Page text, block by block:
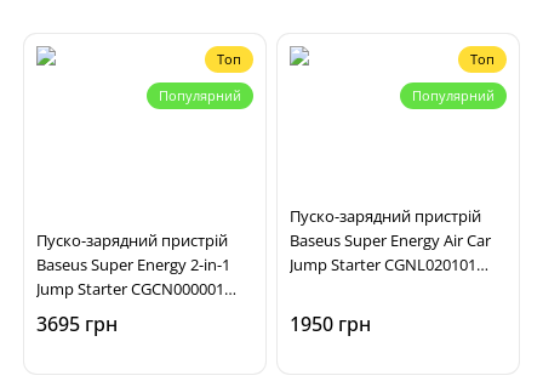
Топ
Популярний
Пуско-зарядний пристрій
Baseus Super Energy 2-in-1
Jump Starter CGCN000001
(1000А, 12V, 29.6Wh) з
функцією компресора
3695 грн
Топ
Популярний
Пуско-зарядний пристрій
Baseus Super Energy Air Car
Jump Starter CGNL020101
1950 грн